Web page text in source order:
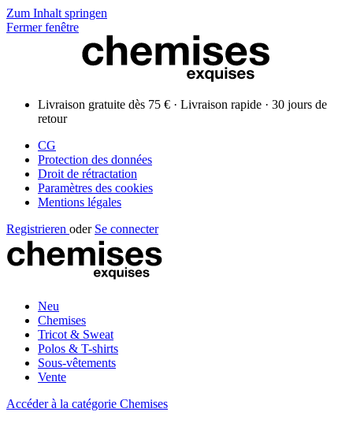
Zum Inhalt springen
Fermer fenêtre
Livraison gratuite dès 75 € · Livraison rapide · 30 jours de
retour
CG
Protection des données
Droit de rétractation
Paramètres des cookies
Mentions légales
Registrieren oder Se connecter
Neu
Chemises
Tricot & Sweat
Polos & T-shirts
Sous-vêtements
Vente
Accéder à la catégorie Chemises